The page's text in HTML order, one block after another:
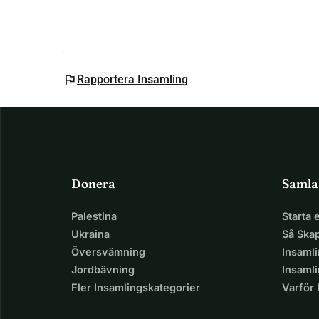
flag Rapportera Insamling
Donera
Palestina
Ukraina
Översvämning
Jordbävning
Fler Insamlingskategorier
Starta
Så
Varför